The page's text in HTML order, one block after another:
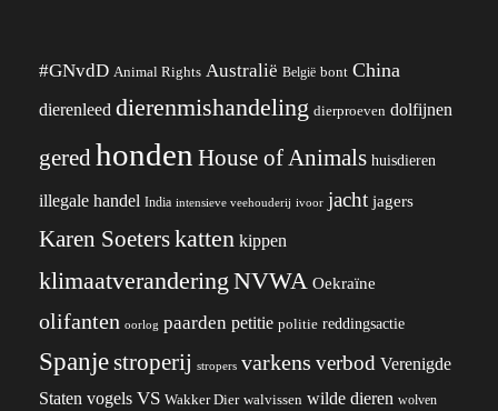
#GNvdD Animal Rights Australië België bont China
dierenleed dierenmishandeling dierproeven dolfijnen
geredhonden House of Animals huisdieren
illegale handel India intensieve veehouderij ivoor jacht jagers
Karen Soeterskatten kippen
klimaatverandering NVWA Oekraïne
olifanten oorlog paarden petitie politie reddingsactie
Spanjestroperij stropers varkens verbod Verenigde
Staten vogels VS Wakker Dier walvissen wilde dieren wolven